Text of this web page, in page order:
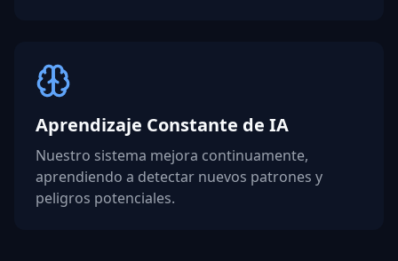
Aprendizaje Constante de IA
Nuestro sistema mejora continuamente,
aprendiendo a detectar nuevos patrones y
peligros potenciales.